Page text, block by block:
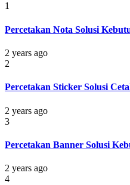
1
Percetakan Nota Solusi
2 years ago
2
Percetakan Sticker Solusi
2 years ago
3
Percetakan Banner Solusi
2 years ago
4